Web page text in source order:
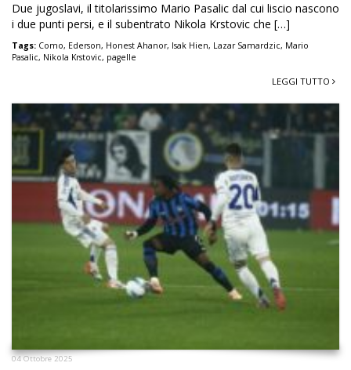
Due jugoslavi, il titolarissimo Mario Pasalic dal cui liscio nascono
i due punti persi, e il subentrato Nikola Krstovic che […]
Tags: Como, Ederson, Honest Ahanor, Isak Hien, Lazar Samardzic, Mario
Pasalic, Nikola Krstovic, pagelle
LEGGI TUTTO
04 Ottobre 2025